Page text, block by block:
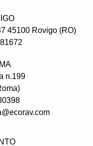
45100 Rovigo (RO)
n.199